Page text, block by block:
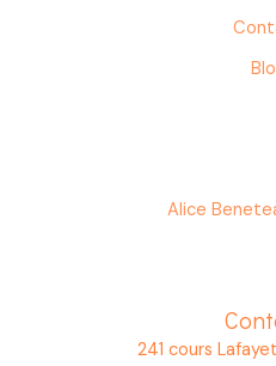
Alice
241 cours